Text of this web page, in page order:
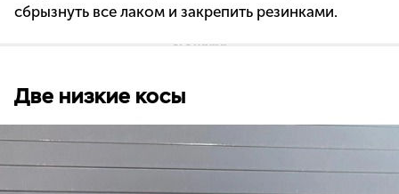
сбрызнуть все лаком и закрепить резинками.
Две низкие косы